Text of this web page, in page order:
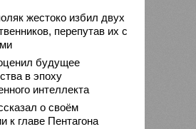
жестоко избил двух
перепутав их с
будущее
в эпоху
интеллекта
о своём
к главе Пентагона